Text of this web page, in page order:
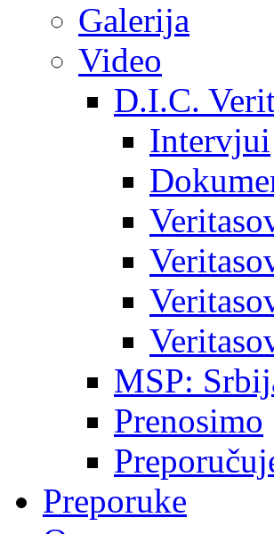
Galerija
Video
D.I.C.
Intervjui
MSP:
Prenosimo
Preporuke